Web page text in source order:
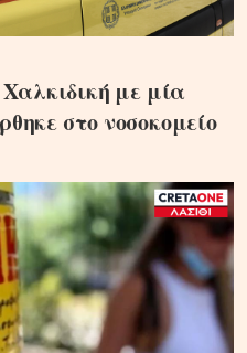
με μία
στο νοσοκομείο